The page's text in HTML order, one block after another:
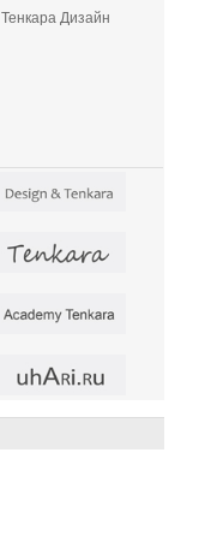
Тенкара Дизайн